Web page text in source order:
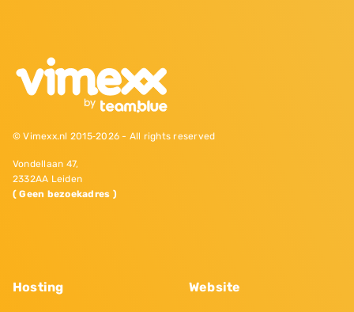
© Vimexx.nl 2015‐2026 - All rights reserved
Vondellaan 47,
2332AA Leiden
( Geen bezoekadres )
Hosting Website